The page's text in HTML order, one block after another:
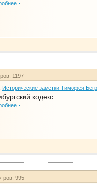
1197
Исторические заметки Тимофея
кодекс
995